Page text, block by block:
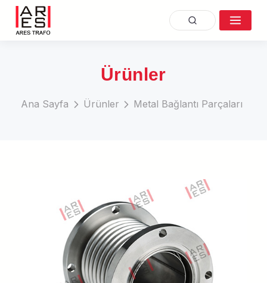
Ürünler
Ana Sayfa Ürünler Metal Bağlantı Parçaları